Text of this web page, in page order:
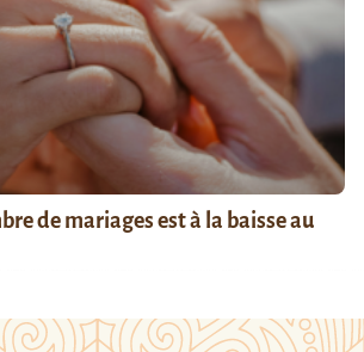
de mariages est à la baisse au